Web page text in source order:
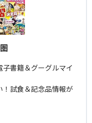
書籍＆グーグルマイ
試食＆記念品情報が